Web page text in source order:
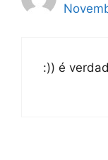
:)) é